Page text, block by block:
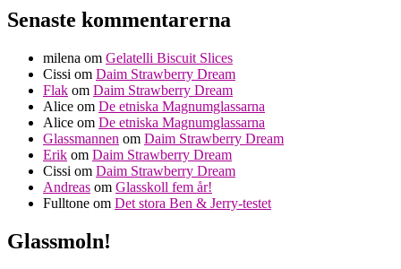
Senaste kommentarerna
milena om Gelatelli Biscuit Slices
Cissi om Daim Strawberry Dream
Flak om Daim Strawberry Dream
Alice om De etniska Magnumglassarna
Alice om De etniska Magnumglassarna
Glassmannen om Daim Strawberry Dream
Erik om Daim Strawberry Dream
Cissi om Daim Strawberry Dream
Andreas om Glasskoll fem år!
Fulltone om Det stora Ben & Jerry-testet
Glassmoln!